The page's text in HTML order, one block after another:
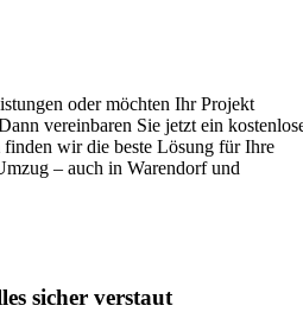
oder möchten Ihr Projekt
vereinbaren Sie jetzt ein
finden wir die beste Lösung für Ihre
– auch in Warendorf und
sicher verstaut